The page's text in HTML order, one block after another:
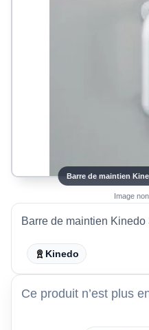
Barre de maintien
Image
Barre de maintien
Kinedo
Ce produit n’est plus